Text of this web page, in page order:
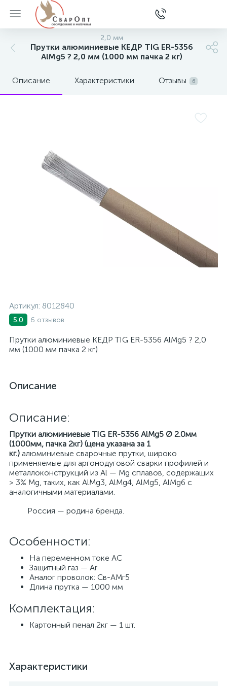
2,0 мм
Прутки алюминиевые КЕДР TIG ER-5356
AlMg5 ? 2,0 мм (1000 мм пачка 2 кг)
Описание Характеристики Отзывы 6
Артикул: 8012840
5.0 6 отзывов
Прутки алюминиевые КЕДР TIG ER-5356 AlMg5 ? 2,0
мм (1000 мм пачка 2 кг)
Описание
Описание:
Прутки алюминиевые TIG ER-5356 AlMg5 Ø 2.0мм
(1000мм, пачка 2кг) (цена указана за 1
кг.) алюминиевые сварочные прутки, широко
применяемые для аргонодуговой сварки профилей и
металлоконструкций из Al — Mg сплавов, содержащих
> 3% Mg, таких, как AlMg3, AlMg4, AlMg5, AlMg6 с
аналогичными материалами.
Россия — родина бренда.
Особенности:
На переменном токе AC
Защитный газ — Ar
Аналог проволок: Св-АМг5
Длина прутка — 1000 мм
Комплектация:
Картонный пенал 2кг — 1 шт.
Характеристики